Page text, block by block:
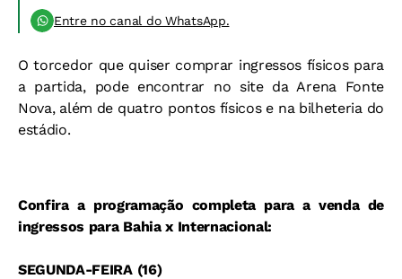
Entre no canal do WhatsApp.
O torcedor que quiser comprar ingressos físicos para
a partida, pode encontrar no site da Arena Fonte
Nova, além de quatro pontos físicos e na bilheteria do
estádio.
Confira a programação completa para a venda de
ingressos para Bahia x Internacional:
SEGUNDA-FEIRA (16)